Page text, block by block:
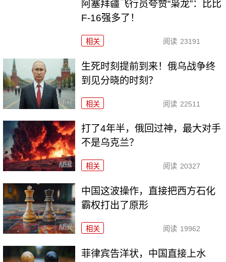
阿塞拜疆飞行员夸赞“枭龙”：比比
F-16强多了！
相关 阅读 23191
生死时刻提前到来！俄乌战争终
到见分晓的时刻？
相关 阅读 22511
打了4年半，俄回过神，最大对手
不是乌克兰？
相关 阅读 20327
中国这波操作，直接把西方石化
霸权打出了原形
相关 阅读 19962
菲律宾告洋状，中国直接上水